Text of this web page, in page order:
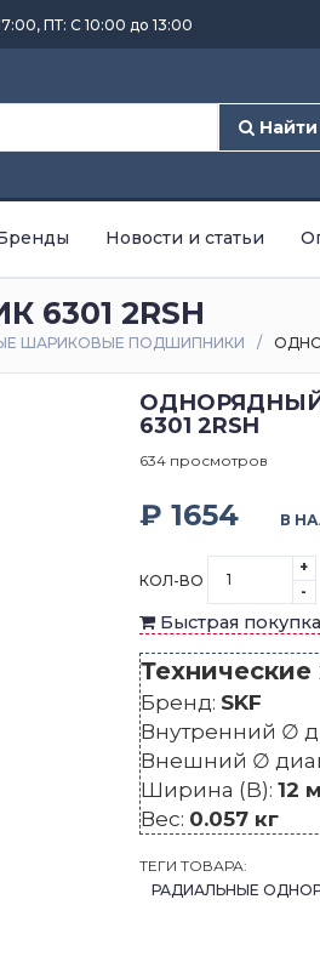
ПТ: С 10:00 до 13:00
Найти
Новости и статьи
2RSH
ШАРИКОВЫЕ ПОДШИПНИКИ
6301 2RSH
634 просмотров
₽ 1654 В
КОЛ-ВО
+
-
Быстрая покупка
Технические
Бренд: SKF
Внутренний ∅
Внешний ∅
Ширина (B): 12
Вес: 0.057 кг
ТЕГИ ТОВАРА:
РАДИАЛЬНЫЕ